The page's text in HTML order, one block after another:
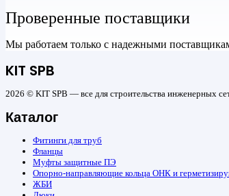
Проверенные поставщики
Мы работаем только с надежными
KIT SPB
2026 © KIT SPB — все для строительства инженерных
Каталог
Фитинги для труб
Фланцы
Муфты защитные ПЭ
Опорно-направляющие кольца ОНК и
ЖБИ